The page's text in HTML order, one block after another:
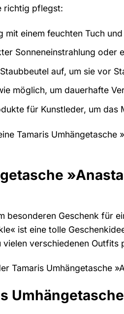
richtig pflegst:
mit einem feuchten Tuch
Sonneneinstrahlung oder
auf, um sie vor
möglich, um dauerhafte
für Kunstleder, um das
Tamaris Umhängetasche
besonderen Geschenk für
ist eine tolle
verschiedenen Outfits
Tamaris Umhängetasche